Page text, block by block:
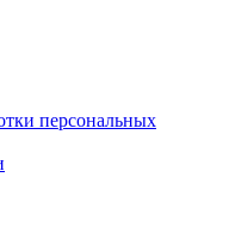
персональных